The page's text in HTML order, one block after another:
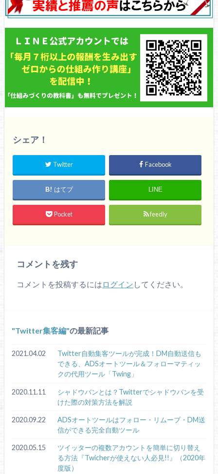
シェア！
Twitter Facebook
はてブ LINE
Pocket feedly
コメントを残す
コメントを投稿するには ログイン してください。
Twitter集客編 の最新記事
2021.04.02
Twitter自動集客ツールが完成！DM自動送信も
できる、ADSオートツール＆フォローマティッ
クの代用ツール「Twing」
2020.11.11
シャドウバンとは？Twitterでシャドウバンを受
けた際の対策方法を解説
2020.09.22
ADSオートツールはフォロー・リムーブ・DM送
信ができる完全自動ツール
2020.05.15
ツイッターの複数アカウントを簡単に切り替え
る方法『Twicherが使えない人必見!!』（2020年
度版）